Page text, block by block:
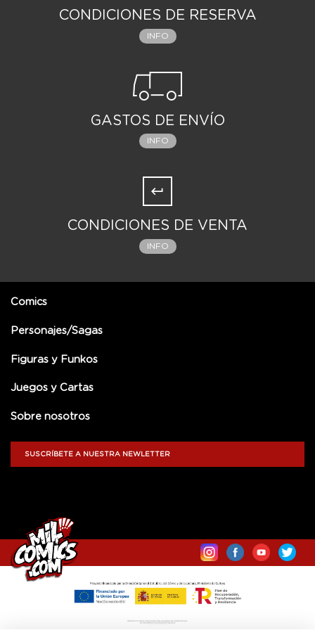
CONDICIONES DE RESERVA
INFO
GASTOS DE ENVÍO
INFO
CONDICIONES DE VENTA
INFO
Comics
Personajes/Sagas
Figuras y Funkos
Juegos y Cartas
Sobre nosotros
SUSCRÍBETE A NUESTRA NEWLETTER